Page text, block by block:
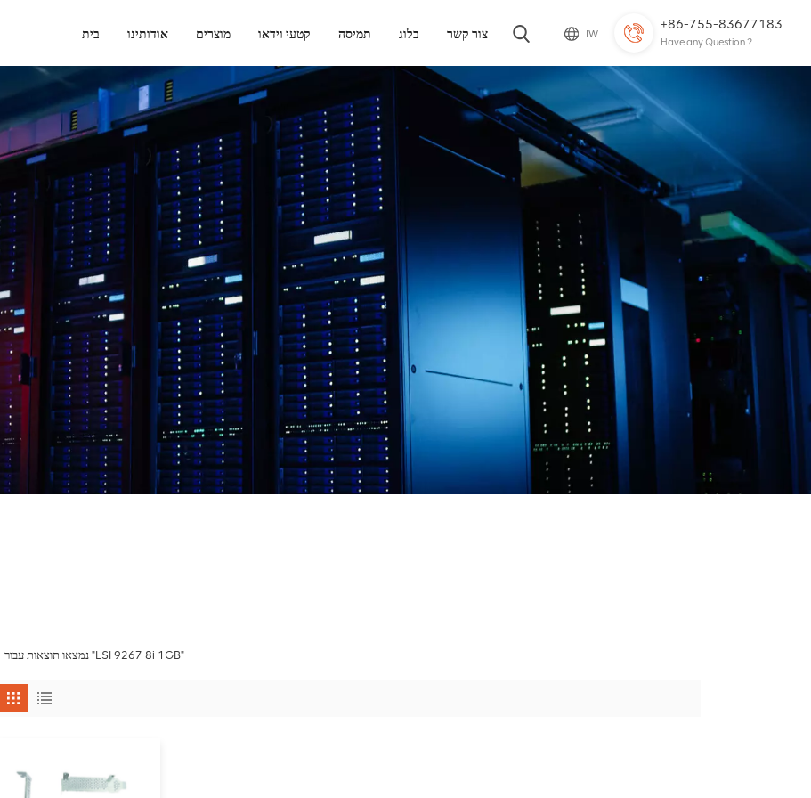
+86-755-83677183
Have any Question ?
IW בית אודותינו מוצרים קטעי וידאו תמיסה בלוג צור קשר
1 נמצאו תוצאות עבור "LSI 9267 8i 1GB"